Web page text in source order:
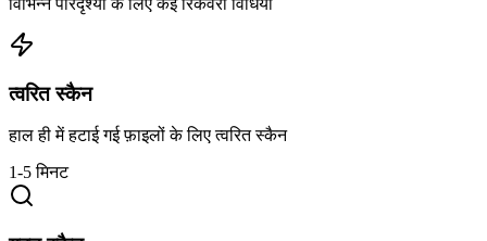
विभिन्न परिदृश्यों के लिए कई रिकवरी विधियां
त्वरित स्कैन
हाल ही में हटाई गई फ़ाइलों के लिए त्वरित स्कैन
1-5 मिनट